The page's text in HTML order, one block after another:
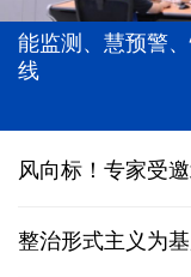
能监测、慧预警
线
风向标！专家受
整治形式主义为